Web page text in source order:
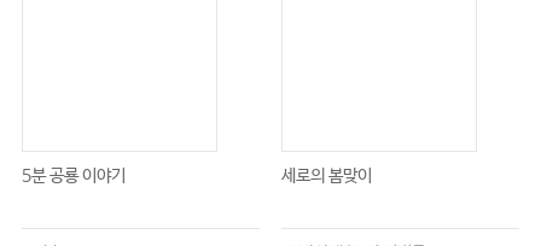
5분 공룡 이야기 세로의 봄맞이